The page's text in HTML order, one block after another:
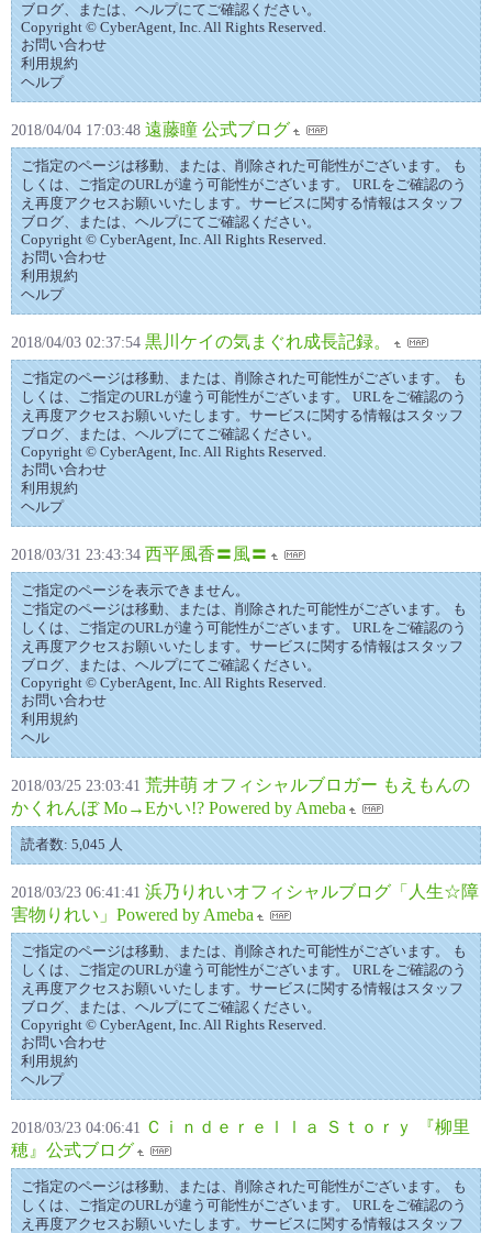
ブログ、または、ヘルプにてご確認ください。
Copyright © CyberAgent, Inc. All Rights Reserved.
お問い合わせ
利用規約
ヘルプ
2018/04/04 17:03:48 遠藤瞳 公式ブログ
ご指定のページは移動、または、削除された可能性がございます。 も
しくは、ご指定のURLが違う可能性がございます。 URLをご確認のう
え再度アクセスお願いいたします。サービスに関する情報はスタッフ
ブログ、または、ヘルプにてご確認ください。
Copyright © CyberAgent, Inc. All Rights Reserved.
お問い合わせ
利用規約
ヘルプ
2018/04/03 02:37:54 黒川ケイの気まぐれ成長記録。
ご指定のページは移動、または、削除された可能性がございます。 も
しくは、ご指定のURLが違う可能性がございます。 URLをご確認のう
え再度アクセスお願いいたします。サービスに関する情報はスタッフ
ブログ、または、ヘルプにてご確認ください。
Copyright © CyberAgent, Inc. All Rights Reserved.
お問い合わせ
利用規約
ヘルプ
2018/03/31 23:43:34 西平風香〓風〓
ご指定のページを表示できません。
ご指定のページは移動、または、削除された可能性がございます。 も
しくは、ご指定のURLが違う可能性がございます。 URLをご確認のう
え再度アクセスお願いいたします。サービスに関する情報はスタッフ
ブログ、または、ヘルプにてご確認ください。
Copyright © CyberAgent, Inc. All Rights Reserved.
お問い合わせ
利用規約
ヘル
2018/03/25 23:03:41 荒井萌 オフィシャルブロガー もえもんの
かくれんぼ Mo→Eかい!? Powered by Ameba
読者数: 5,045 人
2018/03/23 06:41:41 浜乃りれいオフィシャルブログ「人生☆障
害物りれい」Powered by Ameba
ご指定のページは移動、または、削除された可能性がございます。 も
しくは、ご指定のURLが違う可能性がございます。 URLをご確認のう
え再度アクセスお願いいたします。サービスに関する情報はスタッフ
ブログ、または、ヘルプにてご確認ください。
Copyright © CyberAgent, Inc. All Rights Reserved.
お問い合わせ
利用規約
ヘルプ
2018/03/23 04:06:41 Ｃｉｎｄｅｒｅｌｌａ Ｓｔｏｒｙ 『柳里
穂』公式ブログ
ご指定のページは移動、または、削除された可能性がございます。 も
しくは、ご指定のURLが違う可能性がございます。 URLをご確認のう
え再度アクセスお願いいたします。サービスに関する情報はスタッフ